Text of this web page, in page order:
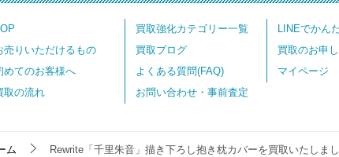
売りいただけるもの
めてのお客様へ
取の流れ
買取強化カテゴリー一覧
買取ブログ
よくある質問(FAQ)
お問い合わせ・事前査定
LINEでかん
買取のお申
マイページ
ム Rewrite「千里朱音」描き下ろし抱き枕カバーを買取いたしまし